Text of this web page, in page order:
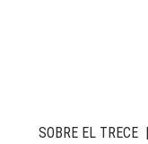
SOBRE EL TRECE|